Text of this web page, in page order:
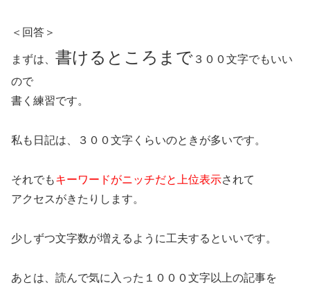
＜回答＞
まずは、 書けるところまで ３００文字でもいい
ので
書く練習です。
私も日記は、３００文字くらいのときが多いです。
それでもキーワードがニッチだと上位表示されて
アクセスがきたりします。
少しずつ文字数が増えるように工夫するといいです。
あとは、読んで気に入った１０００文字以上の記事を